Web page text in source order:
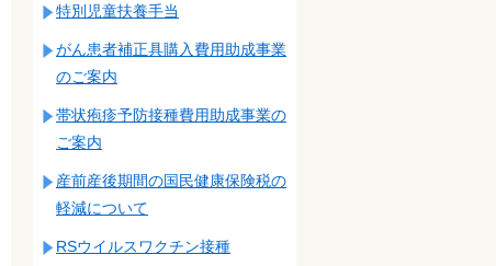
特別児童扶養手当
がん患者補正具購入費用助成事業
のご案内
帯状疱疹予防接種費用助成事業の
ご案内
産前産後期間の国民健康保険税の
軽減について
RSウイルスワクチン接種